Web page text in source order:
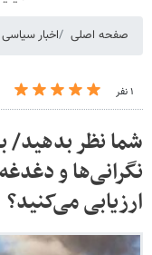
صفحه اصلی اخبار سیاسی
۱ نفر
شما نظر بدهید/
نگرانی‌ها و
ارزیابی می‌کنید؟